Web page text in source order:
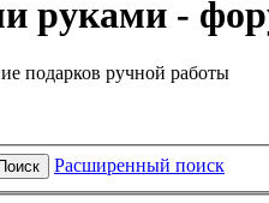
руками -
подарков ручной работы
Расширенный поиск